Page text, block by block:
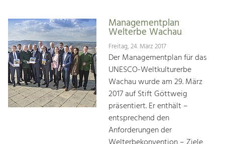
Managementplan
Welterbe Wachau
Freitag, 24. März 2017
Der Managementplan für das
UNESCO-Weltkulturerbe
Wachau wurde am 29. März
2017 auf Stift Göttweig
präsentiert. Er enthält –
entsprechend den
Anforderungen der